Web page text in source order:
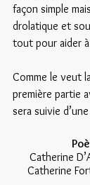
façon simple
drolatique et
tout pour aider
Comme le veut
première partie
sera suivie
Catherine
Catherine